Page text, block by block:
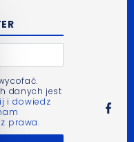
danych jest
i dowiedz
prawa.